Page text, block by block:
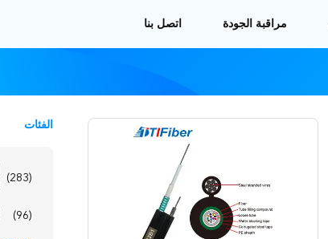
مراقبة الجودة اتصل بنا
الفئات
(283)
(96)